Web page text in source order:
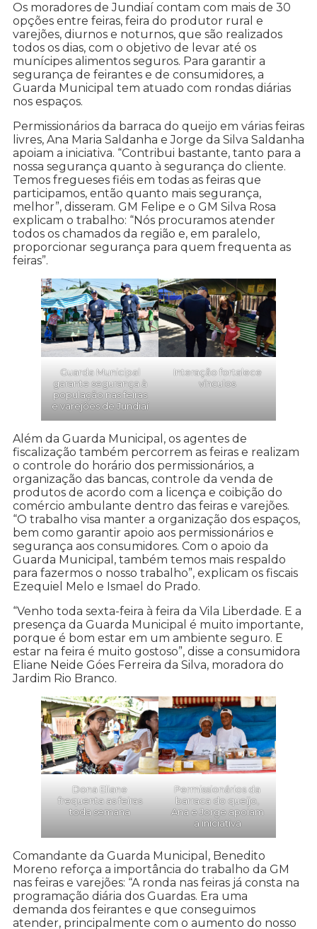
Os moradores de Jundiaí contam com mais de 30
opções entre feiras, feira do produtor rural e
varejões, diurnos e noturnos, que são realizados
todos os dias, com o objetivo de levar até os
munícipes alimentos seguros. Para garantir a
segurança de feirantes e de consumidores, a
Guarda Municipal tem atuado com rondas diárias
nos espaços.
Permissionários da barraca do queijo em várias feiras
livres, Ana Maria Saldanha e Jorge da Silva Saldanha
apoiam a iniciativa. “Contribui bastante, tanto para a
nossa segurança quanto à segurança do cliente.
Temos fregueses fiéis em todas as feiras que
participamos, então quanto mais segurança,
melhor”, disseram. GM Felipe e o GM Silva Rosa
explicam o trabalho: “Nós procuramos atender
todos os chamados da região e, em paralelo,
proporcionar segurança para quem frequenta as
feiras”.
Guarda Municipal
garante segurança à
população nas feiras
e varejões de Jundiaí
Interação fortalece
vínculos
Além da Guarda Municipal, os agentes de
fiscalização também percorrem as feiras e realizam
o controle do horário dos permissionários, a
organização das bancas, controle da venda de
produtos de acordo com a licença e coibição do
comércio ambulante dentro das feiras e varejões.
“O trabalho visa manter a organização dos espaços,
bem como garantir apoio aos permissionários e
segurança aos consumidores. Com o apoio da
Guarda Municipal, também temos mais respaldo
para fazermos o nosso trabalho”, explicam os fiscais
Ezequiel Melo e Ismael do Prado.
“Venho toda sexta-feira à feira da Vila Liberdade. E a
presença da Guarda Municipal é muito importante,
porque é bom estar em um ambiente seguro. E
estar na feira é muito gostoso”, disse a consumidora
Eliane Neide Góes Ferreira da Silva, moradora do
Jardim Rio Branco.
Dona Eliane
frequenta as feiras
toda semana
Permissionários da
barraca do queijo,
Ana e Jorge apoiam
a iniciativa
Comandante da Guarda Municipal, Benedito
Moreno reforça a importância do trabalho da GM
nas feiras e varejões: “A ronda nas feiras já consta na
programação diária dos Guardas. Era uma
demanda dos feirantes e que conseguimos
atender, principalmente com o aumento do nosso